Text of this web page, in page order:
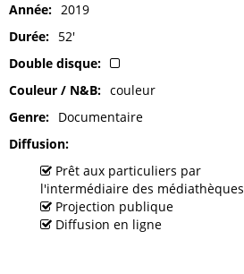
Année
2019
Durée
52'
Double disque
Couleur / N&B
couleur
Genre
Documentaire
Diffusion
Prêt aux particuliers par
l'intermédiaire des médiathèques
Projection publique
Diffusion en ligne